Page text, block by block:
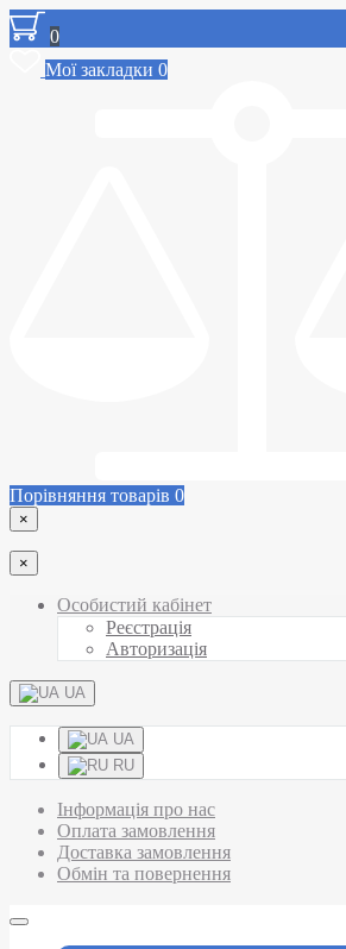
0
Мої закладки 0
Порівняння товарів 0
×
×
Особистий кабінет
Реєстрація
Авторизація
UA
UA
RU
Інформація про нас
Оплата замовлення
Доставка замовлення
Обмін та повернення